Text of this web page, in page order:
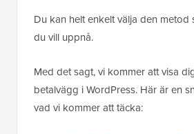
Du kan helt enkelt välja den metod
du vill uppnå.
Med det sagt, vi kommer att visa
betalvägg i WordPress. Här är en
vad vi kommer att täcka: